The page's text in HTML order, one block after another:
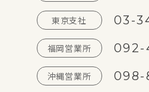
東京支社 03-
福岡営業所 092-
沖縄営業所 098-